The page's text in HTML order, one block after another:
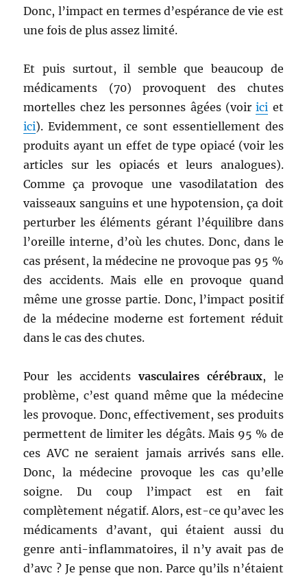
Donc, l’impact en termes d’espérance de vie est
une fois de plus assez limité.
Et puis surtout, il semble que beaucoup de
médicaments (70) provoquent des chutes
mortelles chez les personnes âgées (voirici et
ici). Evidemment, ce sont essentiellement des
produits ayant un effet de type opiacé (voir les
articles sur les opiacés et leurs analogues).
Comme ça provoque une vasodilatation des
vaisseaux sanguins et une hypotension, ça doit
perturber les éléments gérant l’équilibre dans
l’oreille interne, d’où les chutes. Donc, dans le
cas présent, la médecine ne provoque pas 95 %
des accidents. Mais elle en provoque quand
même une grosse partie. Donc, l’impact positif
de la médecine moderne est fortement réduit
dans le cas des chutes.
Pour les accidentsvasculaires cérébraux, le
problème, c’est quand même que la médecine
les provoque. Donc, effectivement, ses produits
permettent de limiter les dégâts. Mais 95 % de
ces AVC ne seraient jamais arrivés sans elle.
Donc, la médecine provoque les cas qu’elle
soigne. Du coup l’impact est en fait
complètement négatif. Alors, est-ce qu’avec les
médicaments d’avant, qui étaient aussi du
genre anti-inflammatoires, il n’y avait pas de
d’avc ? Je pense que non. Parce qu’ils n’étaient